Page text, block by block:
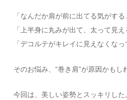
「なんだか肩が前に出てる気がする
「上半身に丸みが出て、太って見え
「デコルテがキレイに見えなくなっ
そのお悩み、“巻き肩”が原因かもし
今回は、美しい姿勢とスッキリし